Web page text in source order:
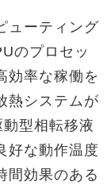
ューティング
のプロセッ
効率な稼働を
熱システムが
型相転移液
好な動作温度
間効果のある